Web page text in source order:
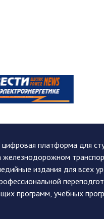
платформа для
железнодорожном
издания для всех
программ, учебных